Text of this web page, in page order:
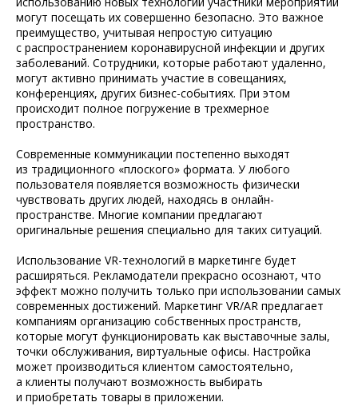
могут посещать их совершенно безопасно. Это важное
преимущество, учитывая непростую ситуацию
с распространением коронавирусной инфекции и других
заболеваний. Сотрудники, которые работают удаленно,
могут активно принимать участие в совещаниях,
конференциях, других бизнес-событиях. При этом
происходит полное погружение в трехмерное
пространство.
Современные коммуникации постепенно выходят
из традиционного «плоского» формата. У любого
пользователя появляется возможность физически
чувствовать других людей, находясь в онлайн-
пространстве. Многие компании предлагают
оригинальные решения специально для таких ситуаций.
Использование VR-технологий в маркетинге будет
расширяться. Рекламодатели прекрасно осознают, что
эффект можно получить только при использовании самых
современных достижений. Маркетинг VR/AR предлагает
компаниям организацию собственных пространств,
которые могут функционировать как выставочные залы,
точки обслуживания, виртуальные офисы. Настройка
может производиться клиентом самостоятельно,
а клиенты получают возможность выбирать
и приобретать товары в приложении.